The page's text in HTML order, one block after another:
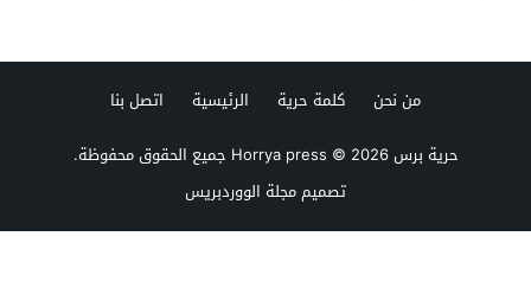
من نحن كلمة حرية الرئيسية
اتصل بنا
حرية برس Horrya press© 2026 جميع الحقوق محفوظة.
تصميممجلة الووردبريس